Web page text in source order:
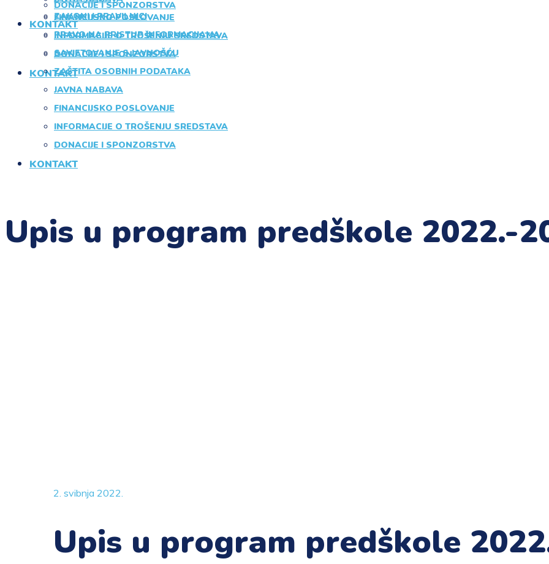
DONACIJE I SPONZORSTVA
KONTAKT
FINANCIJSKO POSLOVANJE
INFORMACIJE O TROŠENJU SREDSTAVA
DONACIJE I SPONZORSTVA
KONTAKT
ZAKONI I PRAVILNICI
PRAVO NA PRISTUP INFORMACIJAMA
SAVJETOVANJE S JAVNOŠĆU
ZAŠTITA OSOBNIH PODATAKA
JAVNA NABAVA
FINANCIJSKO POSLOVANJE
INFORMACIJE O TROŠENJU SREDSTAVA
DONACIJE I SPONZORSTVA
KONTAKT
Upis u program predškole 2022.-
2. svibnja 2022.
Upis u program predškole